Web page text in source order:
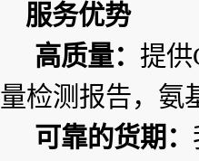
服务优势
高质量： 提供
量检测报告，氨
可靠的货期：